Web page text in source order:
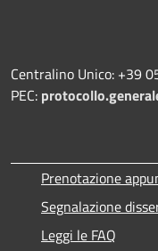
Centralino Unico: +39
PEC:
Prenotazione
Segnalazione
Leggi le FAQ